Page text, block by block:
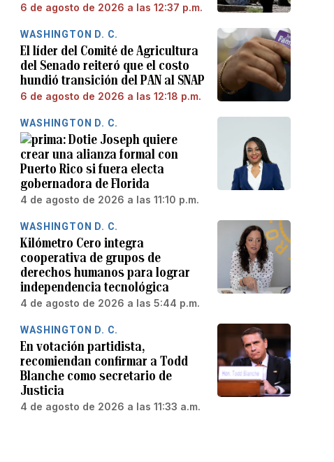
6 de agosto de 2026 a las 12:37 p.m.
WASHINGTON D. C.
El líder del Comité de Agricultura
del Senado reiteró que el costo
hundió transición del PAN al SNAP
6 de agosto de 2026 a las 12:18 p.m.
WASHINGTON D. C.
Dotie Joseph quiere
crear una alianza formal con
Puerto Rico si fuera electa
gobernadora de Florida
4 de agosto de 2026 a las 11:10 p.m.
WASHINGTON D. C.
Kilómetro Cero integra
cooperativa de grupos de
derechos humanos para lograr
independencia tecnológica
4 de agosto de 2026 a las 5:44 p.m.
WASHINGTON D. C.
En votación partidista,
recomiendan confirmar a Todd
Blanche como secretario de
Justicia
4 de agosto de 2026 a las 11:33 a.m.